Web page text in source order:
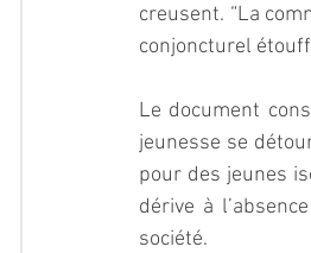
creusent. “La
conjoncturel
Le document
jeunesse se
pour des jeunes
dérive à
société.